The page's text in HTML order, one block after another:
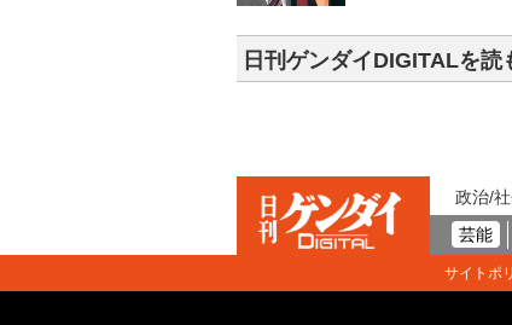
日刊ゲンダイDIGITALを読
政治/
芸能
サイトポ